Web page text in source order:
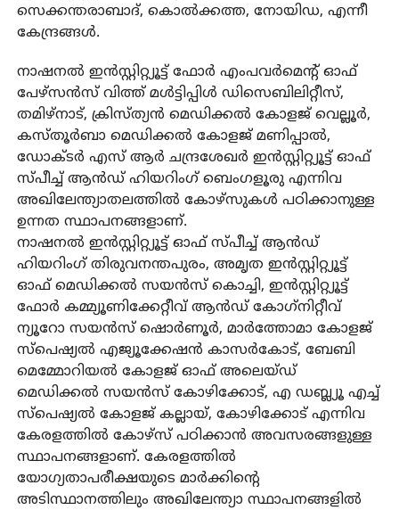
സെക്കന്തരാബാദ്, കൊൽക്കത്ത, നോയിഡ, എന്നീ
കേന്ദ്രങ്ങൾ.
നാഷനൽ ഇൻസ്റ്റിറ്റ്യൂട്ട് ഫോർ എംപവർമെന്റ് ഓഫ്
പേഴ്‌സൻസ് വിത്ത് മൾട്ടിപ്പിൾ ഡിസെബിലിറ്റീസ്,
തമിഴ്‌നാട്, ക്രിസ്ത്യൻ മെഡിക്കൽ കോളജ് വെല്ലൂർ,
കസ്തൂർബാ മെഡിക്കൽ കോളജ് മണിപ്പാൽ,
ഡോക്ടർ എസ് ആർ ചന്ദ്രശേഖർ ഇൻസ്റ്റിറ്റ്യൂട്ട് ഓഫ്
സ്പീച്ച് ആൻഡ് ഹിയറിംഗ് ബെംഗളൂരു എന്നിവ
അഖിലേന്ത്യാതലത്തിൽ കോഴ്‌സുകൾ പഠിക്കാനുള്ള
ഉന്നത സ്ഥാപനങ്ങളാണ്.
നാഷനൽ ഇൻസ്റ്റിറ്റ്യൂട്ട് ഓഫ് സ്പീച്ച് ആൻഡ്
ഹിയറിംഗ് തിരുവനന്തപുരം, അമൃത ഇൻസ്റ്റിറ്റ്യൂട്ട്
ഓഫ് മെഡിക്കൽ സയൻസ് കൊച്ചി, ഇൻസ്റ്റിറ്റ്യൂട്ട്
ഫോർ കമ്മ്യൂണിക്കേറ്റീവ് ആൻഡ് കോഗ്‌നിറ്റീവ്
ന്യൂറോ സയൻസ് ഷൊർണൂർ, മാർത്തോമാ കോളജ്
സ്‌പെഷ്യൽ എജ്യൂക്കേഷൻ കാസർകോട്, ബേബി
മെമ്മോറിയൽ കോളജ് ഓഫ് അലെയ്ഡ്
മെഡിക്കൽ സയൻസ് കോഴിക്കോട്, എ ഡബ്ല്യൂ എച്ച്
സ്‌പെഷ്യൽ കോളജ് കല്ലായ്, കോഴിക്കോട് എന്നിവ
കേരളത്തിൽ കോഴ്‌സ് പഠിക്കാൻ അവസരങ്ങളുള്ള
സ്ഥാപനങ്ങളാണ്. കേരളത്തിൽ
യോഗ്യതാപരീക്ഷയുടെ മാർക്കിന്റെ
അടിസ്ഥാനത്തിലും അഖിലേന്ത്യാ സ്ഥാപനങ്ങളിൽ